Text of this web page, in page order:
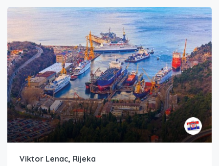
Viktor Lenac, Rijeka